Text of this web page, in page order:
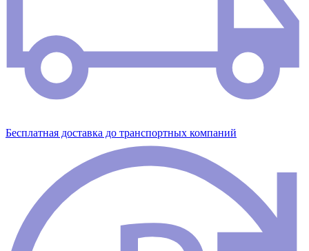
Бесплатная доставка до транспортных компаний